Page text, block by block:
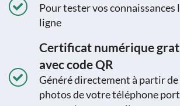
Pour tester vos connaissances
ligne
Certificat numérique
avec code QR
Généré directement à partir de
photos de votre téléphone